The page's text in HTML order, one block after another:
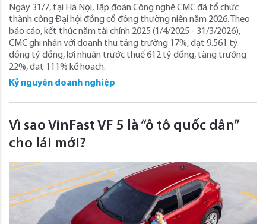
Ngày 31/7, tại Hà Nội, Tập đoàn Công nghệ CMC đã tổ chức
thành công Đại hội đồng cổ đông thường niên năm 2026. Theo
báo cáo, kết thúc năm tài chính 2025 (1/4/2025 - 31/3/2026),
CMC ghi nhận với doanh thu tăng trưởng 17%, đạt 9.561 tỷ
đồng tỷ đồng, lợi nhuận trước thuế 612 tỷ đồng, tăng trưởng
22%, đạt 111% kế hoạch.
Kỷ nguyên doanh nghiệp
Vì sao VinFast VF 5 là “ô tô quốc dân”
cho lái mới?